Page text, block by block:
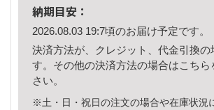
納期目安：
2026.08.03 19:7頃のお届け予定です。
決済方法が、クレジット、代金引換の
す。その他の決済方法の場合はこちら
さい。
※土・日・祝日の注文の場合や在庫状況